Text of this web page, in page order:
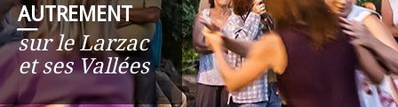
AUTREMENT
__
sur le Larzac
et ses Vallées